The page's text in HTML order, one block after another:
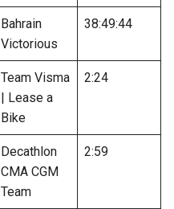
Bahrain
Victorious
38:49:44
Team Visma
| Lease a
Bike
2:24
Decathlon
CMA CGM
Team
2:59